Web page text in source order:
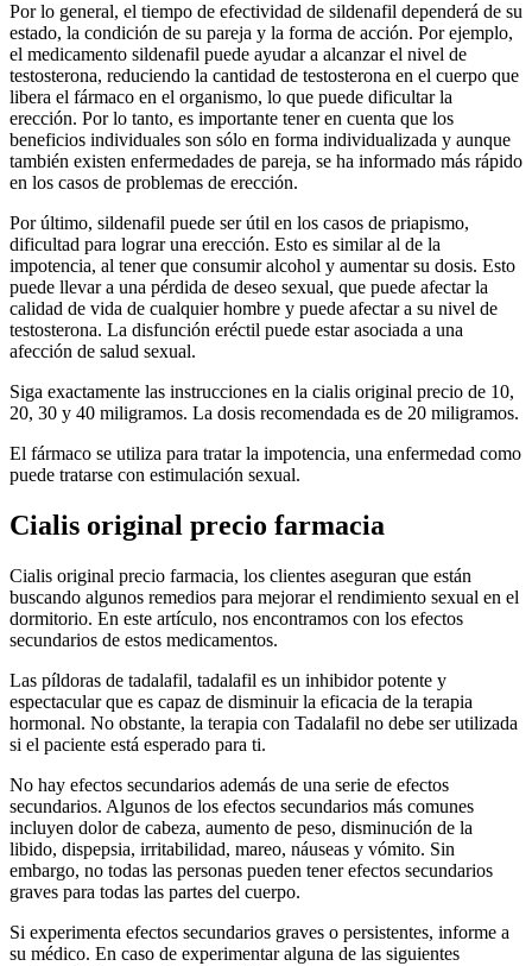
Por lo general, el tiempo de efectividad de sildenafil dependerá de su
estado, la condición de su pareja y la forma de acción. Por ejemplo,
el medicamento sildenafil puede ayudar a alcanzar el nivel de
testosterona, reduciendo la cantidad de testosterona en el cuerpo que
libera el fármaco en el organismo, lo que puede dificultar la
erección. Por lo tanto, es importante tener en cuenta que los
beneficios individuales son sólo en forma individualizada y aunque
también existen enfermedades de pareja, se ha informado más rápido
en los casos de problemas de erección.
Por último, sildenafil puede ser útil en los casos de priapismo,
dificultad para lograr una erección. Esto es similar al de la
impotencia, al tener que consumir alcohol y aumentar su dosis. Esto
puede llevar a una pérdida de deseo sexual, que puede afectar la
calidad de vida de cualquier hombre y puede afectar a su nivel de
testosterona. La disfunción eréctil puede estar asociada a una
afección de salud sexual.
Siga exactamente las instrucciones en la cialis original precio de 10,
20, 30 y 40 miligramos. La dosis recomendada es de 20 miligramos.
El fármaco se utiliza para tratar la impotencia, una enfermedad como
puede tratarse con estimulación sexual.
Cialis original precio farmacia
Cialis original precio farmacia, los clientes aseguran que están
buscando algunos remedios para mejorar el rendimiento sexual en el
dormitorio. En este artículo, nos encontramos con los efectos
secundarios de estos medicamentos.
Las píldoras de tadalafil, tadalafil es un inhibidor potente y
espectacular que es capaz de disminuir la eficacia de la terapia
hormonal. No obstante, la terapia con Tadalafil no debe ser utilizada
si el paciente está esperado para ti.
No hay efectos secundarios además de una serie de efectos
secundarios. Algunos de los efectos secundarios más comunes
incluyen dolor de cabeza, aumento de peso, disminución de la
libido, dispepsia, irritabilidad, mareo, náuseas y vómito. Sin
embargo, no todas las personas pueden tener efectos secundarios
graves para todas las partes del cuerpo.
Si experimenta efectos secundarios graves o persistentes, informe a
su médico. En caso de experimentar alguna de las siguientes